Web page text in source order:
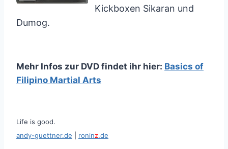
Kickboxen Sikaran und
Dumog.
Mehr Infos zur DVD findet ihr hier: Basics of
Filipino Martial Arts
Life is good.
andy-guettner.de
roninz.de